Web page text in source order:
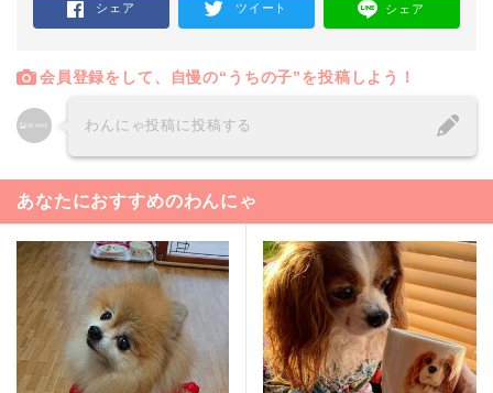
シェア ツイート シェア
会員登録をして、自慢の“うちの子”を投稿しよう！
わんにゃ投稿に投稿する
あなたにおすすめのわんにゃ